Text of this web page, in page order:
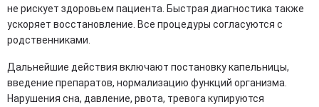
не рискует здоровьем пациента. Быстрая диагностика также
ускоряет восстановление. Все процедуры согласуются с
родственниками.
Дальнейшие действия включают постановку капельницы,
введение препаратов, нормализацию функций организма.
Нарушения сна, давление, рвота, тревога купируются